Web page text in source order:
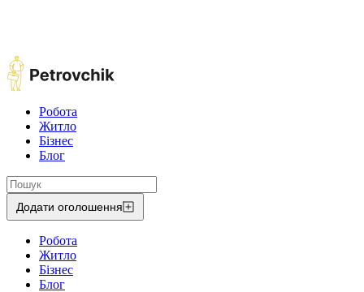
Робота
Житло
Бізнес
Блог
Додати оголошення
Робота
Житло
Бізнес
Блог